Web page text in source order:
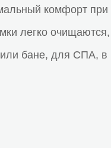
комфорт при
легко очищаются,
или бане, для СПА, в